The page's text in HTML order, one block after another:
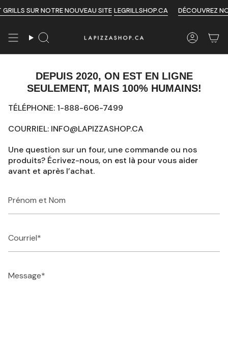
au
de
SUR NOTRE NOUVEAU SITE LEGRILLSHOP.CA DÉCOUVREZ
Recherche Compte
DEPUIS 2020, ON EST EN LIGNE
SEULEMENT, MAIS 100% HUMAINS!
TÉLÉPHONE: 1-888-606-7499
COURRIEL: INFO@LAPIZZASHOP.CA
Une question sur un four, une commande ou nos
produits? Écrivez-nous, on est là pour vous aider
avant et après l’achat.
et
Nom